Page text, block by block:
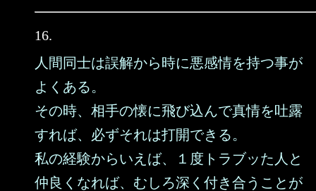
16.
人間同士は誤解から時に悪感情を持つ事が
よくある。
その時、相手の懐に飛び込んで真情を吐露
すれば、必ずそれは打開できる。
私の経験からいえば、１度トラブッた人と
仲良くなれば、むしろ深く付き合うことが